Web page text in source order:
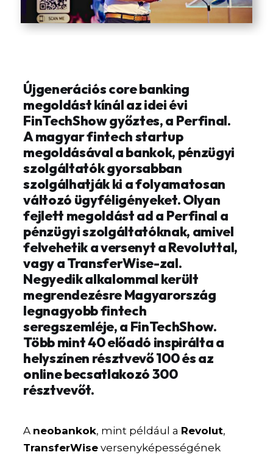
Újgenerációs core banking
megoldást kínál az idei évi
FinTechShow győztes, a Perfinal.
A magyar fintech startup
megoldásával a bankok, pénzügyi
szolgáltatók gyorsabban
szolgálhatják ki a folyamatosan
változó ügyféligényeket. Olyan
fejlett megoldást ad a Perfinal a
pénzügyi szolgáltatóknak, amivel
felvehetik a versenyt a Revoluttal,
vagy a TransferWise-zal.
Negyedik alkalommal került
megrendezésre Magyarország
legnagyobb fintech
seregszemléje, a FinTechShow.
Több mint 40 előadó inspirálta a
helyszínen résztvevő 100 és az
online becsatlakozó 300
résztvevőt.
A neobankok, mint például a Revolut,
TransferWise versenyképességének